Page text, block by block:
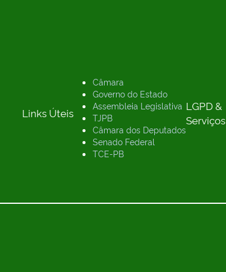
Links Úteis
Câmara
Governo do Estado
Assembleia Legislativa
TJPB
Câmara dos Deputados
Senado Federal
TCE-PB
LGPD &
Serviços